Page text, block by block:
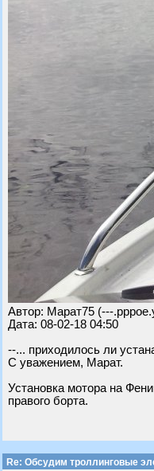
Автор: Марат75 (---
Дата: 08-02-18 04:50
--... приходилось ли
С уважением, Марат.
Установка мотора на
правого борта.
Re: Обсудим троллинговые